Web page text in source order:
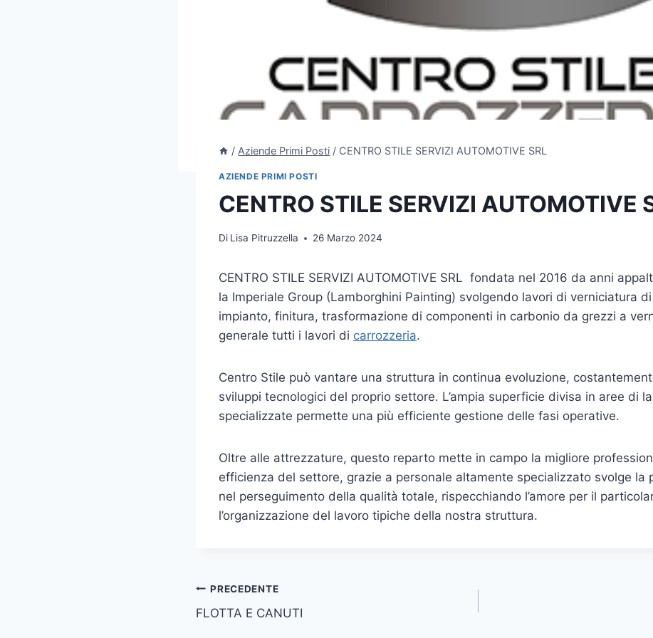
/ Aziende Primi Posti / CENTRO STILE SERVIZI AUTOMOTIVE SRL
AZIENDE PRIMI POSTI
CENTRO STILE SERVIZI AUTOMOTIVE
Di Lisa Pitruzzella 26 Marzo 2024
CENTRO STILE SERVIZI AUTOMOTIVE SRL fondata nel 2016 da anni
la Imperiale Group (Lamborghini Painting) svolgendo lavori di verniciatura
impianto, finitura, trasformazione di componenti in carbonio da grezzi a
generale tutti i lavori di carrozzeria.
Centro Stile può vantare una struttura in continua evoluzione,
sviluppi tecnologici del proprio settore. L’ampia superficie divisa in aree di
specializzate permette una più efficiente gestione delle fasi operative.
Oltre alle attrezzature, questo reparto mette in campo la migliore
efficienza del settore, grazie a personale altamente specializzato svolge la
nel perseguimento della qualità totale, rispecchiando l’amore per il
l’organizzazione del lavoro tipiche della nostra struttura.
Navigazione
articoli
PRECEDENTE
FLOTTA E CANUTI